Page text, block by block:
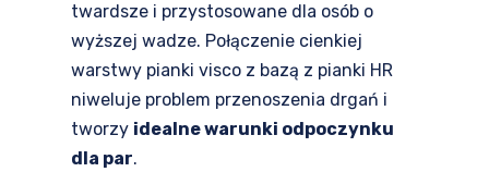
twardsze i przystosowane dla osób o
wyższej wadze. Połączenie cienkiej
warstwy pianki visco z bazą z pianki HR
niweluje problem przenoszenia drgań i
tworzy idealne warunki odpoczynku
dla par.